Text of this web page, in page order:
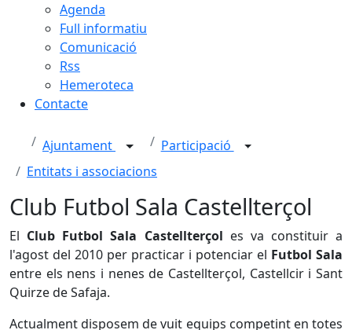
Agenda
Full informatiu
Comunicació
Rss
Hemeroteca
Contacte
Ajuntament
Participació
Entitats i associacions
Club Futbol Sala Castellterçol
El Club Futbol Sala Castellterçol es va constituir a
l'agost del 2010 per practicar i potenciar el Futbol Sala
entre els nens i nenes de Castellterçol, Castellcir i Sant
Quirze de Safaja.
Actualment disposem de vuit equips competint en totes